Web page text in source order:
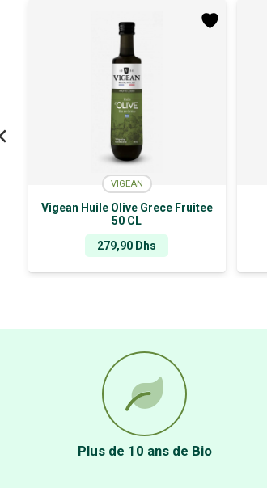
VIGEAN
Vigean Huile Olive Grece Fruitee
50 CL
279,90 Dhs
Plus de 10 ans de Bio